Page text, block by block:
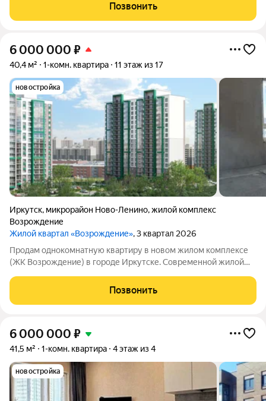
расположена в экологичном
Позвонить
6 000 000 ₽
40,4 м² 1-комн. квартира 11 этаж из 17
новостройка
Иркутск, микрорайон Ново-Ленино,жилой комплекс
Возрождение
Жилой квартал «Возрождение», 3 квартал 2026
Продам однокомнатную квартиру в новом жилом комплексе
(ЖК Возрождение) в городе Иркутске. Современной жилой
Состояние: черновая отделка (без ремонта). Особенности:
Большие окна, панорамный вид на
Позвонить
6 000 000 ₽
41,5 м² 1-комн. квартира 4 этаж из 4
новостройка